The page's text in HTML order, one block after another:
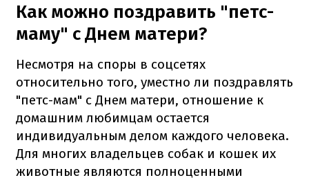
Как можно поздравить "петс-
маму" с Днем матери?
Несмотря на споры в соцсетях
относительно того, уместно ли поздравлять
"петс-мам" с Днем матери, отношение к
домашним любимцам остается
индивидуальным делом каждого человека.
Для многих владельцев собак и кошек их
животные являются полноценными